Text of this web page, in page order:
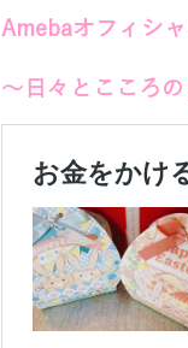
Amebaオフィシ
～日々とこころ